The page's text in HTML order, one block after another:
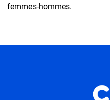
femmes-hommes.